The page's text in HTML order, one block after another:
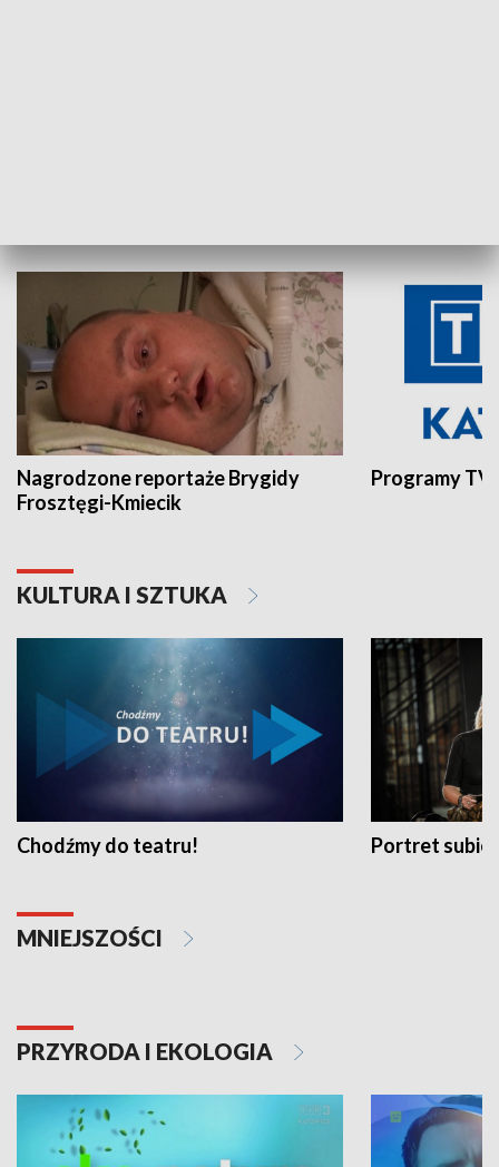
Nagrodzone reportaże Brygidy
Frosztęgi-Kmiecik
Programy
KULTURA I SZTUKA
Chodźmy do teatru! Portret
MNIEJSZOŚCI
PRZYRODA I EKOLOGIA